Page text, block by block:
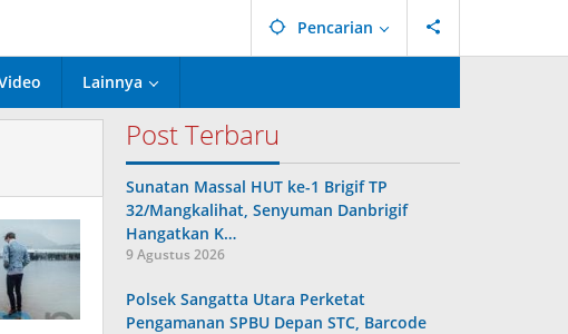
Pencarian
Lainnya
Post Terbaru
Sunatan Massal HUT ke-1 Brigif TP
32/Mangkalihat, Senyuman Danbrigif
Hangatkan K…
9 Agustus 2026
Polsek Sangatta Utara Perketat
Pengamanan SPBU Depan STC, Barcode